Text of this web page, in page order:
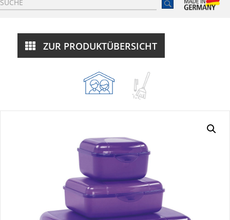
ZUR PRODUKTÜBERSICHT